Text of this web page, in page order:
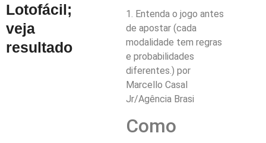
Lotofácil;
veja
resultado
1. Entenda o jogo antes
de apostar (cada
modalidade tem regras
e probabilidades
diferentes.) por
Marcello Casal
Jr/Agência Brasi
Como